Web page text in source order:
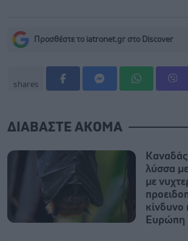
Προσθέστε το iatronet.gr στο Discover
shares
ΔΙΑΒΑΣΤΕ ΑΚΟΜΑ
λύσσα
με
κίνδυνο
Ευρώπη